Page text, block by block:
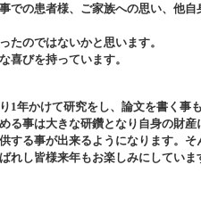
での患者様、ご家族への思い、他自
たのではないかと思います。
喜びを持っています。
1年かけて研究をし、論文を書く事
事は大きな研鑽となり自身の財産
する事が出来るようになります。そ
れし皆様来年もお楽しみにしていま